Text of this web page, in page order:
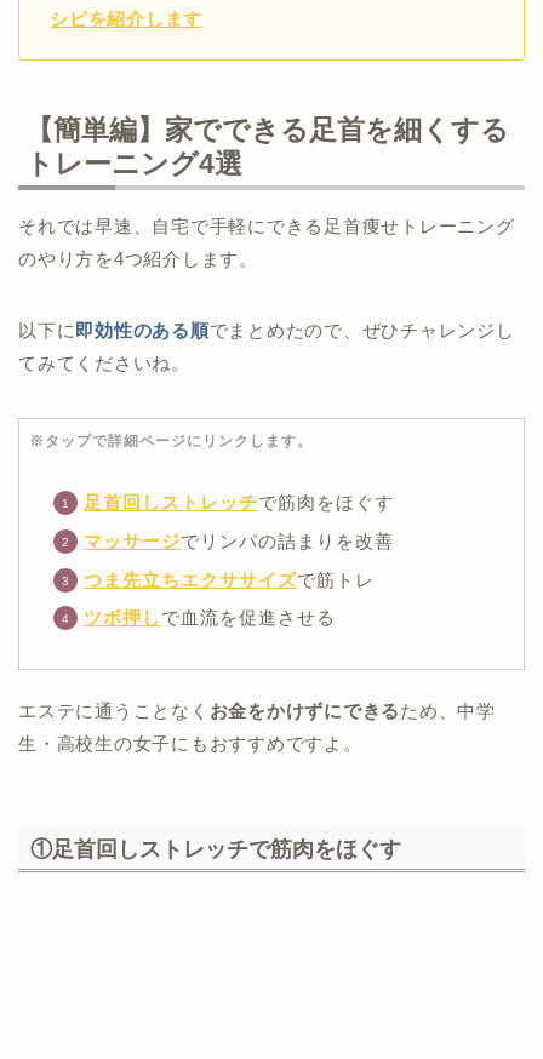
シピを紹介します
【簡単編】家でできる足首を細くする
トレーニング4選
それでは早速、自宅で手軽にできる足首痩せトレーニング
のやり方を4つ紹介します。
以下に 即効性のある順でまとめたので、ぜひチャレンジし
てみてくださいね。
※タップで詳細ページにリンクします。
足首回しストレッチで筋肉をほぐす
マッサージでリンパの詰まりを改善
つま先立ちエクササイズで筋トレ
ツボ押しで血流を促進させる
エステに通うことなく お金をかけずにできるため、中学
生・高校生の女子にもおすすめですよ。
①足首回しストレッチで筋肉をほぐす